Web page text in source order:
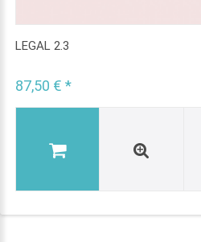
LEGAL 2.3
87,50 € *